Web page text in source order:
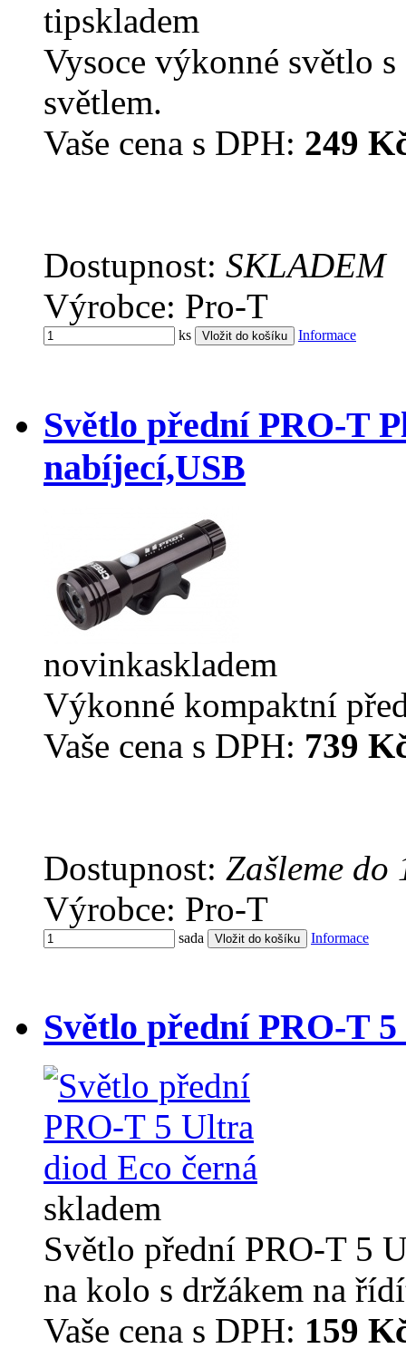
tipskladem
Vysoce výkonné světlo
světlem.
Vaše cena s DPH: 249
Dostupnost: SKLADEM
Výrobce: Pro-T
ks Informace
Světlo přední PRO-T
nabíjecí,USB
novinkaskladem
Výkonné kompaktní
Vaše cena s DPH: 739
Dostupnost: Zašleme do
Výrobce: Pro-T
sada Informace
Světlo přední PRO-T
skladem
Světlo přední PRO-T 5
na kolo s držákem na
Vaše cena s DPH: 159